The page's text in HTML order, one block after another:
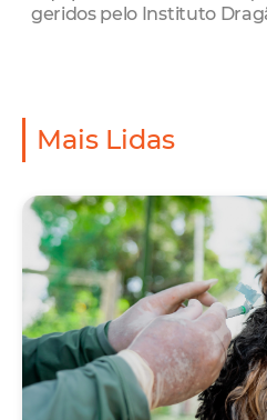
geridos pelo Instituto
Mais Lidas